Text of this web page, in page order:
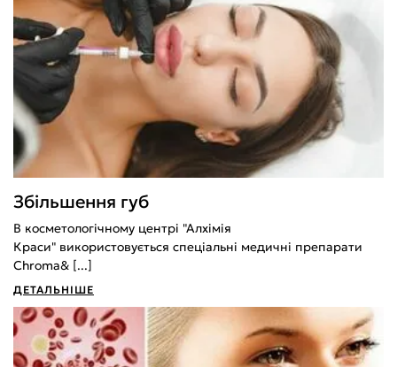
Збільшення губ
В косметологічному центрі "Алхімія
Краси" використовується спеціальні медичні препарати
Chroma& [...]
ДЕТАЛЬНІШЕ